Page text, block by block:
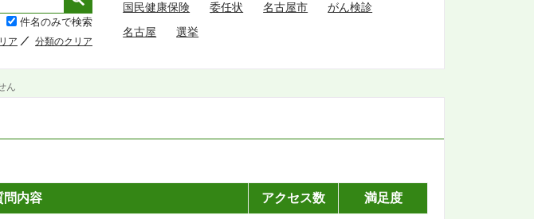
件名のみで検索
ア 分類のクリア
国民健康保険
委任状 名古屋市
がん検診
名古屋
選挙
ん
問内容 アクセス数 満足度